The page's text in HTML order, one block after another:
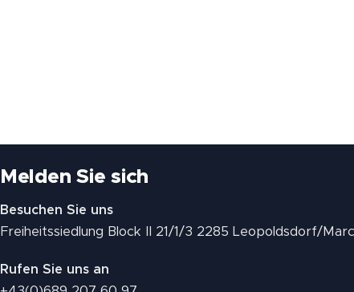
Melden Sie sich
Besuchen Sie uns
Freiheitssiedlung Block II 21/1/3 2285 Leopoldsdorf/
Rufen Sie uns an